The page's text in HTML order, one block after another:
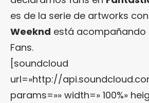
es de la serie de artworks
Weeknd está acompañando
Fans.
[soundcloud
url=»http://
params=»» width=» 100%»